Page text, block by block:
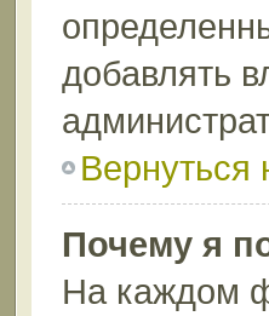
добавлять
Вернуться
Почему я
На каждом